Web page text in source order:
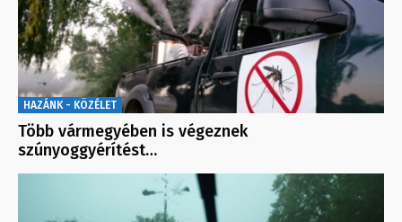
HAZÁNK - KÖZÉLET
Több vármegyében is végeznek
szúnyoggyérítést…